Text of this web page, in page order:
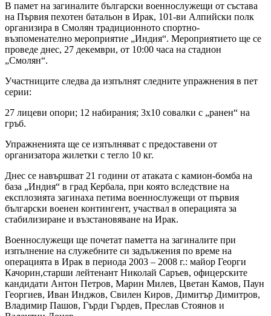
В памет на загиналите български военнослужещи от състава
на Първия пехотен батальон в Ирак, 101-ви Алпийски полк
организира в Смолян традиционното спортно-
възпоменателно мероприятие „Индия“. Мероприятието ще се
проведе днес, 27 декември, от 10:00 часа на стадион
„Смолян“.
Участниците следва да изпълнят следните упражнения в пет
серии:
27 лицеви опори; 12 набирания; 3x10 совалки с „ранен“ на
гръб.
Упражненията ще се изпълняват с предоставени от
организатора жилетки с тегло 10 кг.
Днес се навършват 21 години от атаката с камион-бомба на
база „Индия“ в град Кербала, при която вследствие на
експлозията загинаха петима военнослужещи от първия
български военен контингент, участвал в операцията за
стабилизиране и възстановяване на Ирак.
Военнослужещи ще почетат паметта на загиналите при
изпълнение на служебните си задължения по време на
операцията в Ирак в периода 2003 – 2008 г.: майор Георги
Качорин,старши лейтенант Николай Саръев, офицерските
кандидати Антон Петров, Марин Милев, Цветан Камов, Паун
Георгиев, Иван Инджов, Свилен Киров, Димитър Димитров,
Владимир Пашов, Гърди Гърдев, Преслав Стоянов и